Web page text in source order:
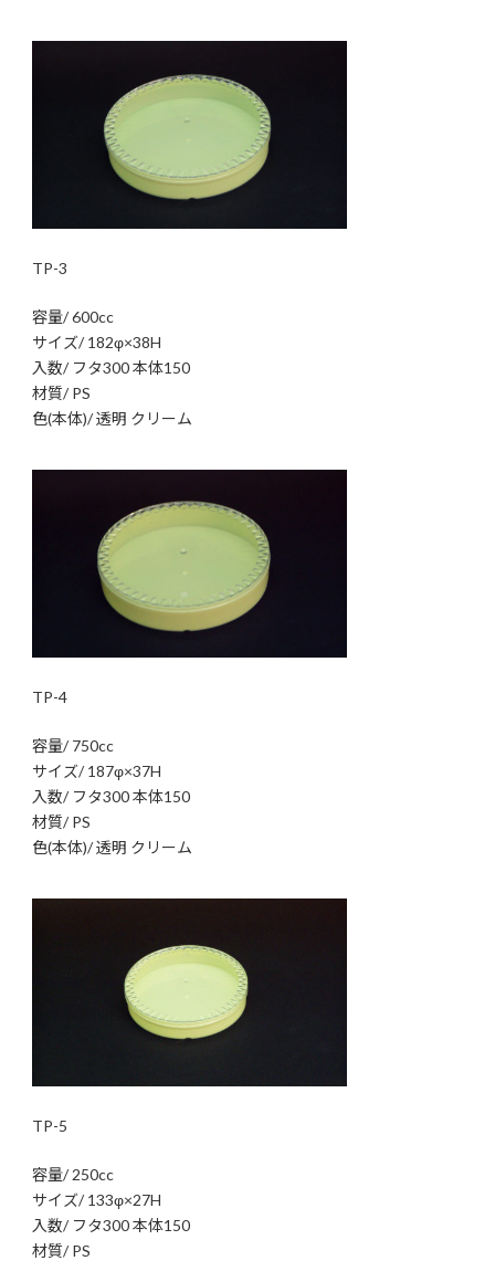
TP-3
容量/ 600cc
サイズ/ 182φ×38H
入数/ フタ300 本体150
材質/ PS
色(本体)/ 透明 クリーム
TP-4
容量/ 750cc
サイズ/ 187φ×37H
入数/ フタ300 本体150
材質/ PS
色(本体)/ 透明 クリーム
TP-5
容量/ 250cc
サイズ/ 133φ×27H
入数/ フタ300 本体150
材質/ PS